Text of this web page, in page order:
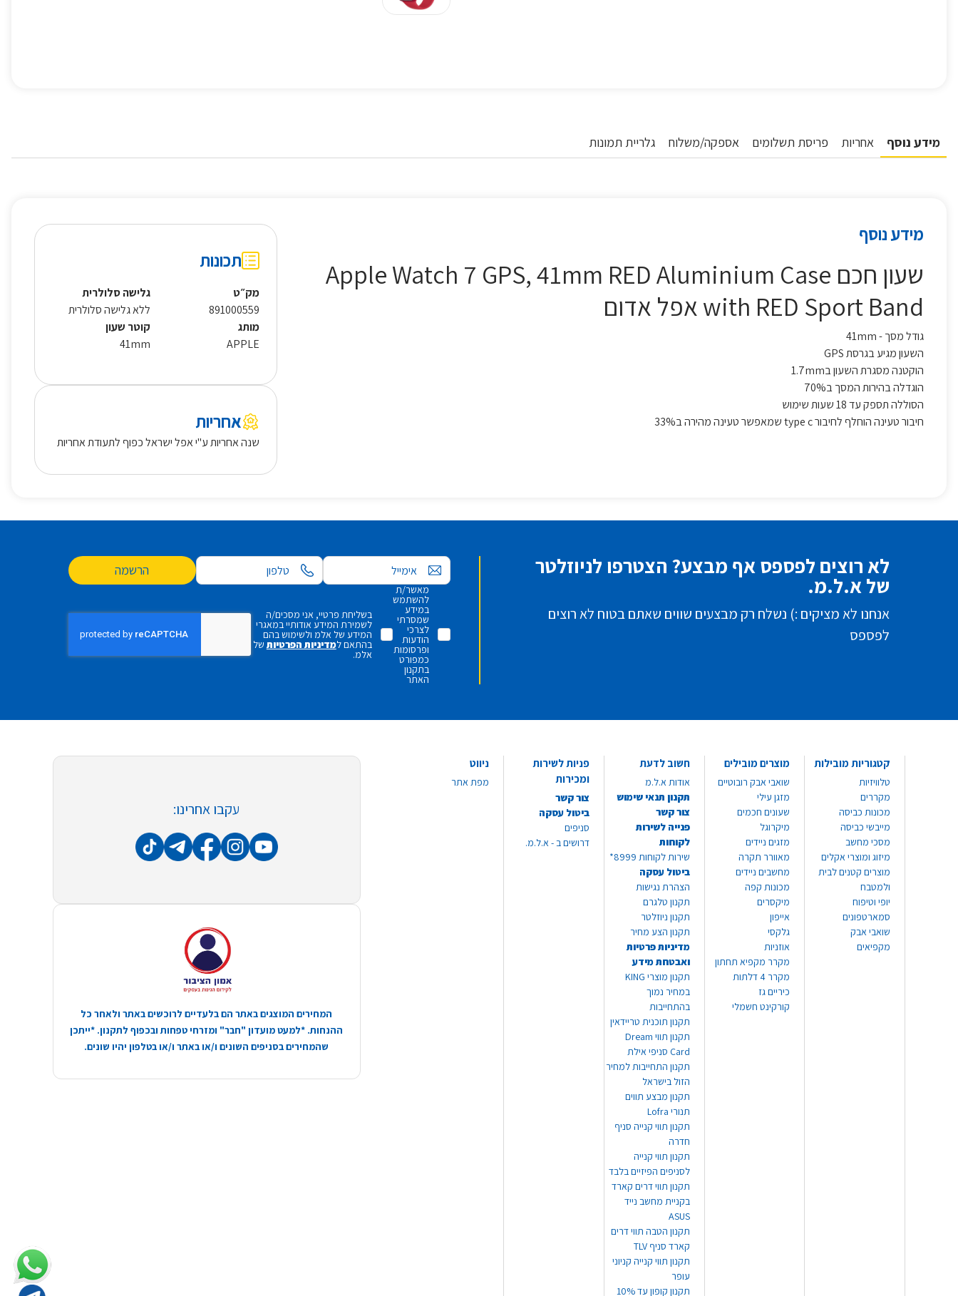
מידע נוסף אחריות פריסת תשלומים אספקה/משלוח גלריית תמונות
מידע נוסף
שעון חכם Apple Watch 7 GPS, 41mm RED Aluminium Case
with RED Sport Band אפל אדום
גודל מסך - 41mm
השעון מגיע בגרסת GPS
הוקטנה מסגרת השעון ב1.7mm
הוגדלה בהירות המסך ב70%
הסוללה תספק עד 18 שעות שימוש
חיבור טעינה הוחלף לחיבור type c שמאפשר טעינה מהירה ב33%
תכונות
מק״ט
891000559
גלישה סלולרית
ללא גלישה סלולרית
מותג
APPLE
קוטר שעון
41mm
אחריות
שנה אחריות ע"י אפל ישראל כפוף לתעודת אחריות
לא רוצים לפספס אף מבצע? הצטרפו לניוזלטר
של א.ל.מ.
אנחנו לא מציקים :) נשלח רק מבצעים שווים שאתם בטוח לא רוצים
לפספס
אימייל הרשמה
מאשר/ת
להשתמש
במידע
שמסרתי
לצרכי
הודעות
ופרסומות
כמפורט
בתקנון
האתר
בשליחת פרטיי, אני מסכים/ה
לשמירת המידע אודותיי במאגרי
המידע של אלמ ולשימוש בהם
בהתאם למדיניות הפרטיות של
אלמ.
קטגוריות מובילות
טלוויזיות
מקררים
מכונות כביסה
מייבשי כביסה
מסכי מחשב
מיזוג ומוצרי אקלים
מוצרים קטנים לבית
ולמטבח
יופי וטיפוח
סמארטפונים
שואבי אבק
מקפיאים
מוצרים מובילים
שואבי אבק רובוטיים
מזגן עילי
שעונים חכמים
מיקרוגל
מזגים ניידים
מאוורר תקרה
מחשבים ניידים
מכונות קפה
מיקסרים
אייפון
גלקסי
אוזניות
מקרר מקפיא תחתון
מקרר 4 דלתות
כיריים גז
קורקינט חשמלי
חשוב לדעת
אודות א.ל.מ
תקנון תנאי שימוש
צור קשר
פנייה לשירות
לקוחות
שירות לקוחות 8999*
ביטול עסקה
הצהרת נגישות
תקנון טלגרם
תקנון ניוזלטר
תקנון הצע מחיר
מדיניות פרטיות
ואבטחת מידע
תקנון מוצרי KING
במחיר נמוך
בהתחייבות
תקנון תוכנית טריידאין
תקנון תווי Dream
Card סניפי אילת
תקנון התחייבות למחיר
הזול בישראל
תקנון מבצע תווים
תנורי Lofra
תקנון תווי קנייה סניף
חדרה
תקנון תווי קנייה
לסניפים הפיזיים בלבד
תקנון תווי דרים קארד
בקניית מחשב נייד
ASUS
תקנון הטבה תווי דרים
קארד סניף TLV
תקנון תווי קנייה קניוני
עופר
תקנון קופון עד 10%
פניות לשירות
ומכירות
צור קשר
ביטול עסקה
סניפים
דרושים ב - א.ל.מ.
ניווט
מפת אתר
עקבו אחרינו:
המחירים המוצגים באתר הם בלעדיים לרוכשים באתר ולאחר כל
ההנחות. *למעט מועדון "חבר" ומזרחי טפחות ובכפוף לתקנון. *ייתכן
שהמחירים בסניפים השונים ו/או באתר ו/או בטלפון יהיו שונים.